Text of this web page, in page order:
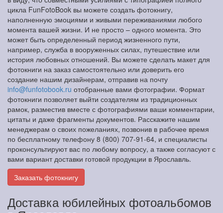
цикла FunFotoBook вы можете создать фотокнигу,
наполненную эмоциями и живыми переживаниями любого
момента вашей жизни. И не просто – одного момента. Это
может быть определенный период жизненного пути,
например, служба в вооруженных силах, путешествие или
история любовных отношений. Вы можете сделать макет для
фотокниги на заказ самостоятельно или доверить его
создание нашим дизайнерам, отправив на почту
info@funfotobook.ru отобранные вами фотографии. Формат
фотокниги позволяет выйти создателям из традиционных
рамок, разместив вместе с фотографиями ваши комментарии,
цитаты и даже фрагменты документов. Расскажите нашим
менеджерам о своих пожеланиях, позвонив в рабочее время
по бесплатному телефону 8 (800) 707-91-64, и специалисты
проконсультируют вас по любому вопросу, а также согласуют с
вами вариант доставки готовой продукции в Ярославль.
Заказать фотокнигу
Доставка юбилейных фотоальбомов